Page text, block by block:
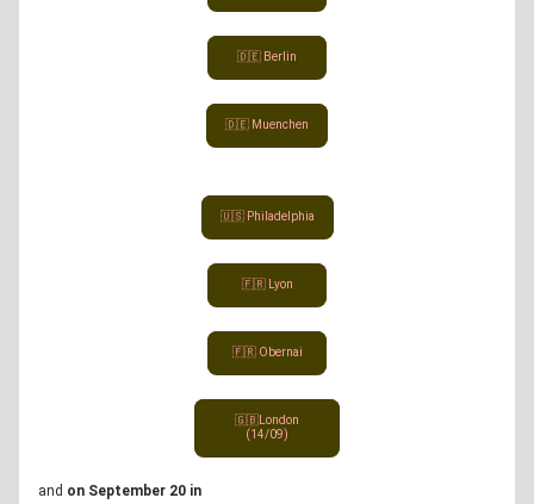
🇩🇪 Berlin
🇩🇪 Muenchen
🇺🇸 Philadelphia
🇫🇷 Lyon
🇫🇷 Obernai
🇬🇧London
(14/09)
and on September 20 in